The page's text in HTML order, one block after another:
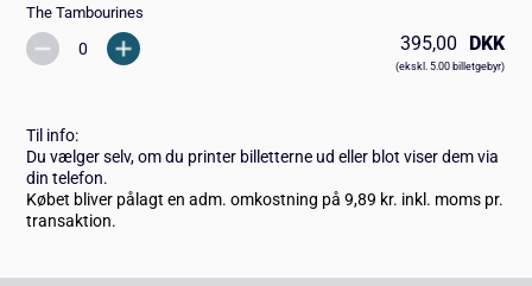
The Tambourines
395,00 DKK
(ekskl. 5.00 billetgebyr)
Til info:
Du vælger selv, om du printer billetterne ud eller blot viser dem via
din telefon.
Købet bliver pålagt en adm. omkostning på 9,89 kr. inkl. moms pr.
transaktion.